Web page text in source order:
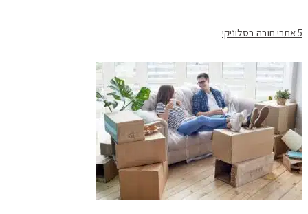
5 אתרי חובה בסלוניקי